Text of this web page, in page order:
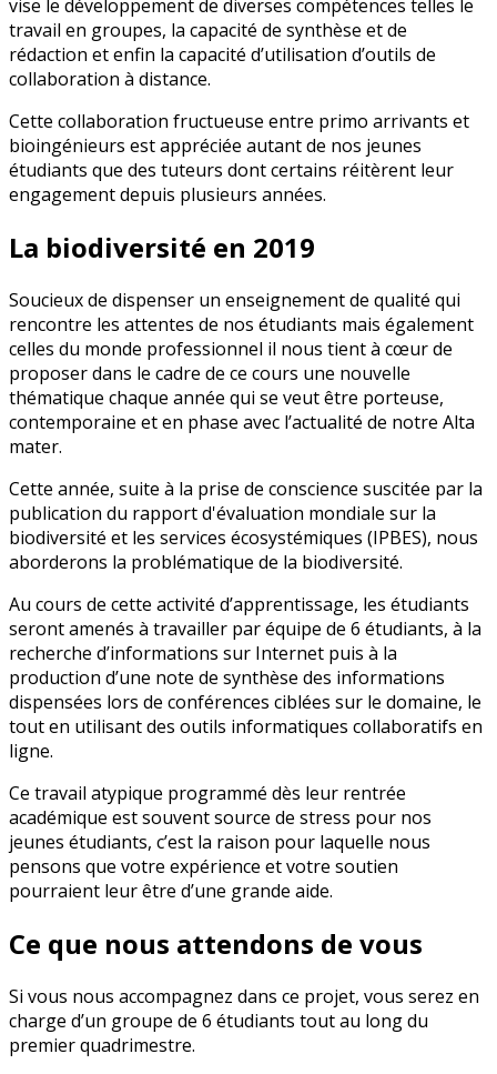
vise le développement de diverses compétences telles le
travail en groupes, la capacité de synthèse et de
rédaction et enfin la capacité d’utilisation d’outils de
collaboration à distance.
Cette collaboration fructueuse entre primo arrivants et
bioingénieurs est appréciée autant de nos jeunes
étudiants que des tuteurs dont certains réitèrent leur
engagement depuis plusieurs années.
La biodiversité en 2019
Soucieux de dispenser un enseignement de qualité qui
rencontre les attentes de nos étudiants mais également
celles du monde professionnel il nous tient à cœur de
proposer dans le cadre de ce cours une nouvelle
thématique chaque année qui se veut être porteuse,
contemporaine et en phase avec l’actualité de notre Alta
mater.
Cette année, suite à la prise de conscience suscitée par la
publication du rapport d'évaluation mondiale sur la
biodiversité et les services écosystémiques (IPBES), nous
aborderons la problématique de la biodiversité.
Au cours de cette activité d’apprentissage, les étudiants
seront amenés à travailler par équipe de 6 étudiants, à la
recherche d’informations sur Internet puis à la
production d’une note de synthèse des informations
dispensées lors de conférences ciblées sur le domaine, le
tout en utilisant des outils informatiques collaboratifs en
ligne.
Ce travail atypique programmé dès leur rentrée
académique est souvent source de stress pour nos
jeunes étudiants, c’est la raison pour laquelle nous
pensons que votre expérience et votre soutien
pourraient leur être d’une grande aide.
Ce que nous attendons de vous
Si vous nous accompagnez dans ce projet, vous serez en
charge d’un groupe de 6 étudiants tout au long du
premier quadrimestre.